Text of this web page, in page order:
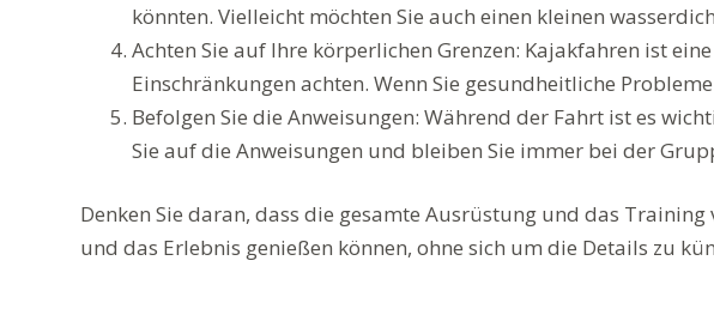
könnten. Vielleicht möchten Sie auch einen kleinen
Achten Sie auf Ihre körperlichen Grenzen: Kajakfahren ist
Einschränkungen achten. Wenn Sie gesundheitliche
Befolgen Sie die Anweisungen: Während der Fahrt ist es
Sie auf die Anweisungen und bleiben Sie immer bei der
Denken Sie daran, dass die gesamte Ausrüstung und das
und das Erlebnis genießen können, ohne sich um die Details zu